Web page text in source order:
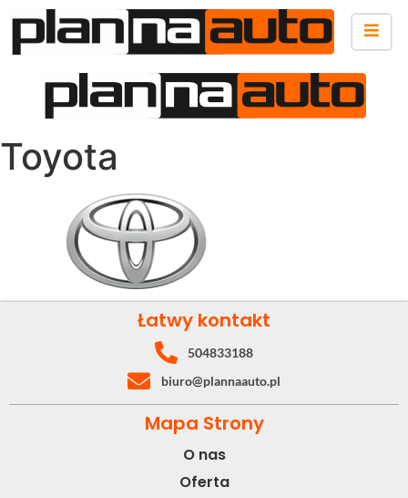
Toyota
Łatwy kontakt
504833188
biuro@plannaauto.pl
Mapa Strony
O nas
Oferta